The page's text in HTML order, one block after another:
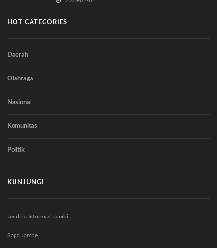
HOT CATEGORIES
Daerah
Olahraga
Nasional
Komunitas
Politik
KUNJUNGI
Jendela Informasi Jambi
Sapa Jambe